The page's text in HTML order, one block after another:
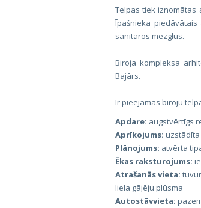
Telpas tiek iznomātas
Īpašnieka
sanitāros mezglus.
Biroja kompleksa
Bajārs.
Ir pieejamas biroju
Apdare: augstvērtīgs
Aprīkojums:
Plānojums: atvērta
Ēkas raksturojums:
Atrašanās vieta:
liela gājēju plūsma
Autostāvvieta: